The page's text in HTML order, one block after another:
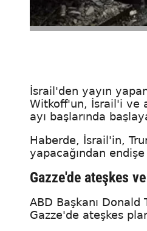
İsrail'den yayın
Witkoff'un, İsrail'i ve
ayı başlarında
Haberde, İsrail'in,
yapacağından
Gazze'de ateşkes
ABD Başkanı
Gazze'de ateşkes